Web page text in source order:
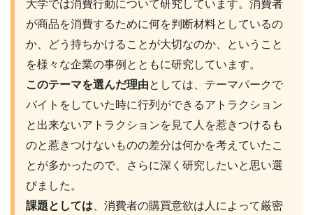
大学では消費行動について研究しています。消費者
が商品を消費するために何を判断材料としているの
か、どう持ちかけることが大切なのか、ということ
を様々な企業の事例とともに研究しています。
このテーマを選んだ理由としては、テーマパークで
バイトをしていた時に行列ができるアトラクション
と出来ないアトラクションを見て人を惹きつけるも
のと惹きつけないものの差分は何かを考えていたこ
とが多かったので、さらに深く研究したいと思い選
びました。
課題としては 、消費者の購買意欲は人によって厳密